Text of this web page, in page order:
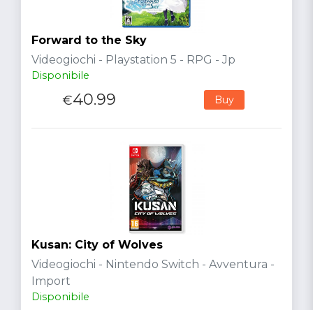
Forward to the Sky
Videogiochi - Playstation 5 - RPG - Jp
Disponibile
€40.99 Buy
Kusan: City of Wolves
Videogiochi - Nintendo Switch - Avventura -
Import
Disponibile